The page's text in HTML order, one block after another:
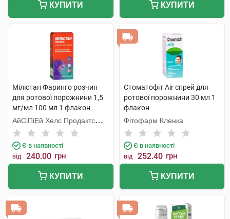
КУПИТИ КУПИТИ
Мілістан Фаринго розчин
для ротової порожнини 1,5
мг/мл 100 мл 1 флакон
АйСіПіЕй Хелс Продактc
Лімітед
Є в наявності
від 240.00 грн
КУПИТИ
Стоматофіт Air спрей для
ротової порожнини 30 мл 1
флакон
Фітофарм Кленка
Є в наявності
від 252.40 грн
КУПИТИ